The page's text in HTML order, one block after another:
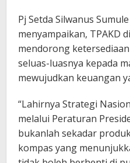
Pj Setda Silwanus
menyampaikan, TPAKD
mendorong
seluas-luasnya kepada
mewujudkan keuangan
“Lahirnya Strategi
melalui Peraturan
bukanlah sekadar
kompas yang